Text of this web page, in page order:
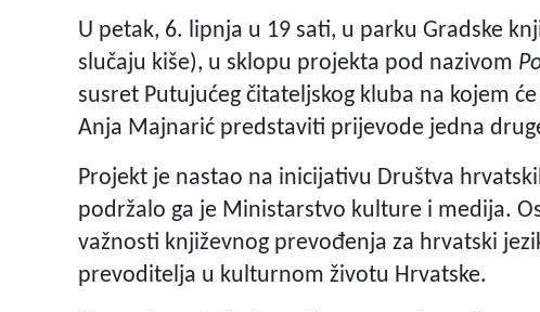
U petak, 6. lipnja u 19 sati, u parku Gradske
slučaju kiše), u sklopu projekta pod nazivom
susret Putujućeg čitateljskog kluba na kojem
Anja Majnarić predstaviti prijevode jedna
Projekt je nastao na inicijativu Društva
podržalo ga je Ministarstvo kulture i medija.
važnosti književnog prevođenja za hrvatski
prevoditelja u kulturnom životu Hrvatske.